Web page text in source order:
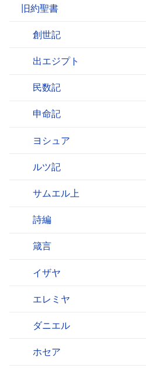
旧約聖書
創世記
出エジプト
民数記
申命記
ヨシュア
ルツ記
サムエル上
詩編
箴言
イザヤ
エレミヤ
ダニエル
ホセア